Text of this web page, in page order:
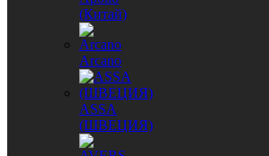
(Китай)
Arcano
ASSA
(ШВЕЦИЯ)